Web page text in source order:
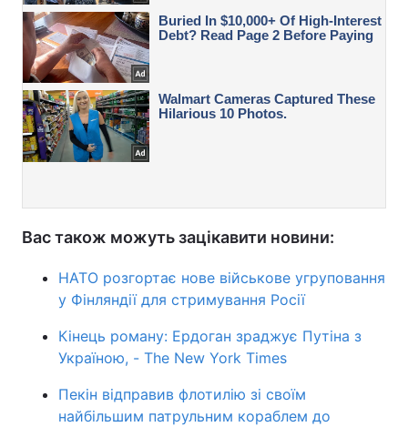
Вас також можуть зацікавити новини:
НАТО розгортає нове військове угруповання
у Фінляндії для стримування Росії
Кінець роману: Ердоган зраджує Путіна з
Україною, - The New York Times
Пекін відправив флотилію зі своїм
найбільшим патрульним кораблем до